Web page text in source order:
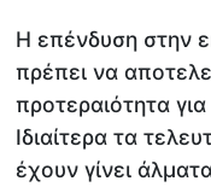
Η επένδυση στην
πρέπει να
προτεραιότητα
Ιδιαίτερα τα
έχουν γίνει